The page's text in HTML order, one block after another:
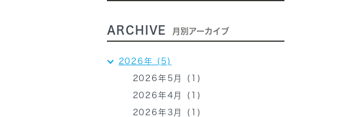
ARCHIVE 月別アーカイブ
2026年 (5)
2026年5月 (1)
2026年4月 (1)
2026年3月 (1)